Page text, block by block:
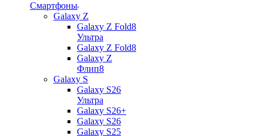
Смартфоны
Galaxy Z
Galaxy Z Fold8
Ультра
Galaxy Z Fold8
Galaxy Z
Флип8
Galaxy S
Galaxy S26
Ультра
Galaxy S26+
Galaxy S26
Galaxy S25